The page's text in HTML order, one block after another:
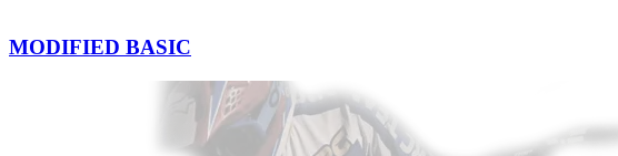
MODIFIED BASIC